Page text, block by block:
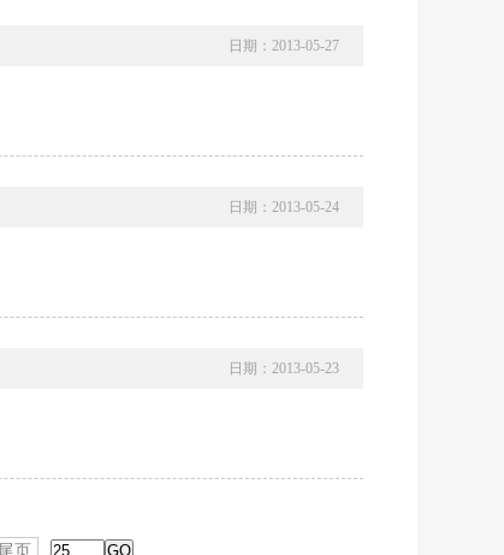
日期：2013-05-27
日期：2013-05-24
日期：2013-05-23
尾页